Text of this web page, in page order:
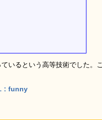
いるという高等技術でした。こ
: funny